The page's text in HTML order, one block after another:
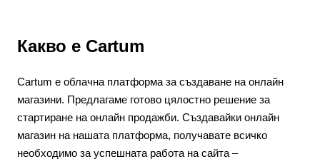
Какво е Cartum
Cartum е облачна платформа за създаване на онлайн
магазини. Предлагаме готово цялостно решение за
стартиране на онлайн продажби. Създавайки онлайн
магазин на нашата платформа, получавате всичко
необходимо за успешната работа на сайта –